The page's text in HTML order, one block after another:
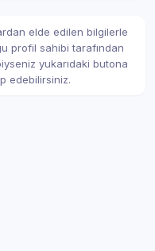
elde edilen bilgilerle
profil sahibi tarafından
yukarıdaki butona
edebilirsiniz.